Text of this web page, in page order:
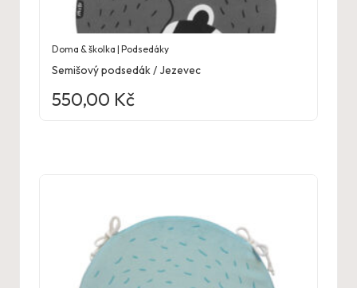
Doma & školka | Podsedáky
Semišový podsedák / Jezevec
550,00 Kč